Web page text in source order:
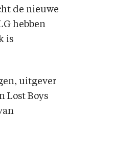
de nieuwe
hebben
is
uitgever
Lost Boys